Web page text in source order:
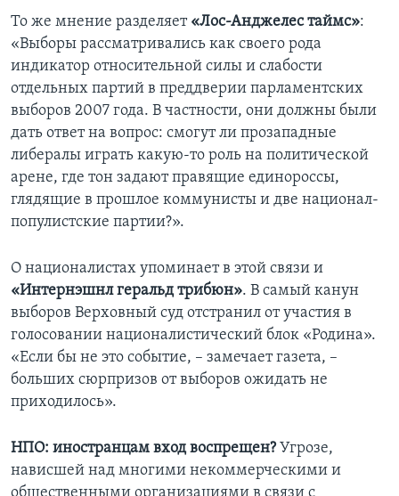
То же мнение разделяет «Лос-Анджелес таймс»:
«Выборы рассматривались как своего рода
индикатор относительной силы и слабости
отдельных партий в преддверии парламентских
выборов 2007 года. В частности, они должны были
дать ответ на вопрос: смогут ли прозападные
либералы играть какую-то роль на политической
арене, где тон задают правящие единороссы,
глядящие в прошлое коммунисты и две национал-
популистские партии?».
О националистах упоминает в этой связи и
«Интернэшнл геральд трибюн». В самый канун
выборов Верховный суд отстранил от участия в
голосовании националистический блок «Родина».
«Если бы не это событие, – замечает газета, –
больших сюрпризов от выборов ожидать не
приходилось».
НПО: иностранцам вход воспрещен?Угрозе,
нависшей над многими некоммерческими и